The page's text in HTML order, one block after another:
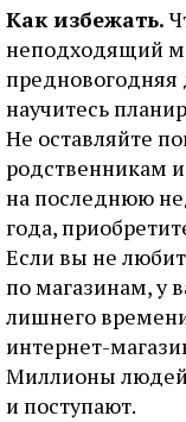
Как избежать.
неподходящий
предновогодняя
научитесь
Не оставляйте
родственникам
на последнюю
года,
Если вы не
по магазинам, у
лишнего
интернет-
Миллионы
и поступают.